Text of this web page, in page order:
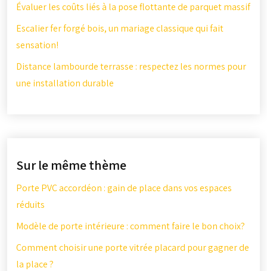
Évaluer les coûts liés à la pose flottante de parquet massif
Escalier fer forgé bois, un mariage classique qui fait
sensation!
Distance lambourde terrasse : respectez les normes pour
une installation durable
Sur le même thème
Porte PVC accordéon : gain de place dans vos espaces
réduits
Modèle de porte intérieure : comment faire le bon choix?
Comment choisir une porte vitrée placard pour gagner de
la place ?